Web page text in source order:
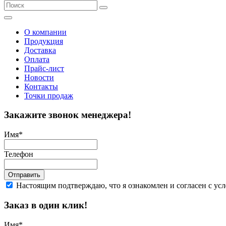
О компании
Продукция
Доставка
Оплата
Прайс-лист
Новости
Контакты
Точки продаж
Закажите звонок менеджера!
Имя*
Телефон
Отправить
Настоящим подтверждаю, что я ознакомлен и согласен с
Заказ в один клик!